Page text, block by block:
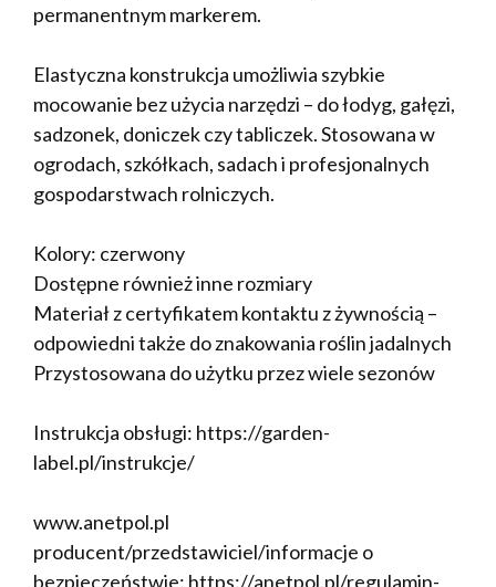
permanentnym markerem.
Elastyczna konstrukcja umożliwia szybkie
mocowanie bez użycia narzędzi – do łodyg, gałęzi,
sadzonek, doniczek czy tabliczek. Stosowana w
ogrodach, szkółkach, sadach i profesjonalnych
gospodarstwach rolniczych.
Kolory: czerwony
Dostępne również inne rozmiary
Materiał z certyfikatem kontaktu z żywnością –
odpowiedni także do znakowania roślin jadalnych
Przystosowana do użytku przez wiele sezonów
Instrukcja obsługi: https://garden-
label.pl/instrukcje/
www.anetpol.pl
producent/przedstawiciel/informacje o
bezpieczeństwie: https://anetpol.pl/regulamin-